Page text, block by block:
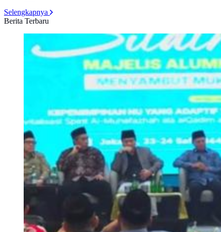
Selengkapnya
Berita Terbaru